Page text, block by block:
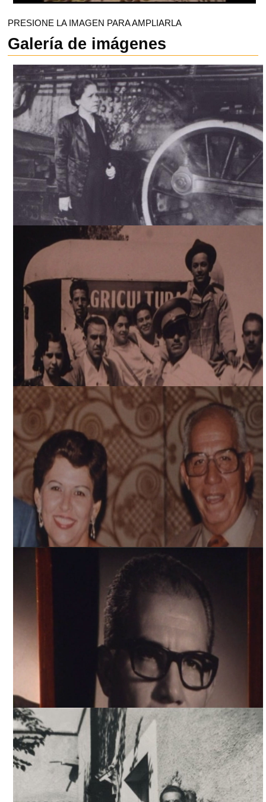
PRESIONE LA IMAGEN PARA AMPLIARLA
Galería de imágenes
THE DEVIL NEVER SLEEPS, ARCHIVO DDCM
THE DEVIL NEVER SLEEPS, ARCHIVO DDCM
THE DEVIL NEVER SLEEPS, ARCHIVO DDCM
THE DEVIL NEVER SLEEPS, ARCHIVO DDCM